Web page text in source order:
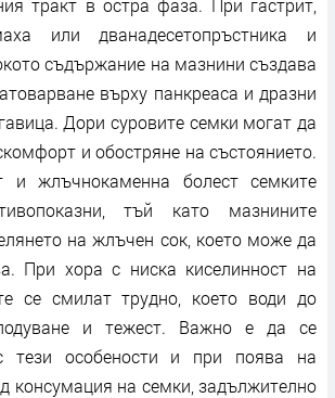
тракт в остра фаза. При гастрит,
или дванадесетопръстника и
съдържание на мазнини създава
върху панкреаса и дразни
Дори суровите семки могат да
и обостряне на състоянието.
и жлъчнокаменна болест семките
тъй като мазнините
на жлъчен сок, което може да
При хора с ниска киселинност на
се смилат трудно, което води до
и тежест. Важно е да се
тези особености и при поява на
консумация на семки, задължително